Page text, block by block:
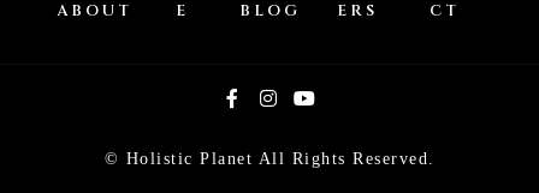
ABOUT
E
BLOG
ERS
CT
© Holistic Planet All Rights Reserved.